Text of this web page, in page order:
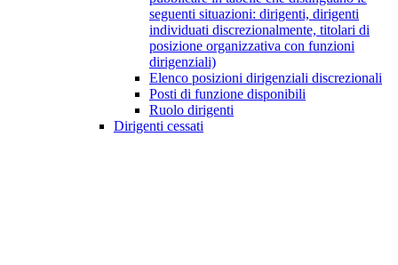
seguenti situazioni: dirigenti, dirigenti
individuati discrezionalmente, titolari di
posizione organizzativa con funzioni
dirigenziali)
Elenco posizioni dirigenziali discrezionali
Posti di funzione disponibili
Ruolo dirigenti
Dirigenti cessati